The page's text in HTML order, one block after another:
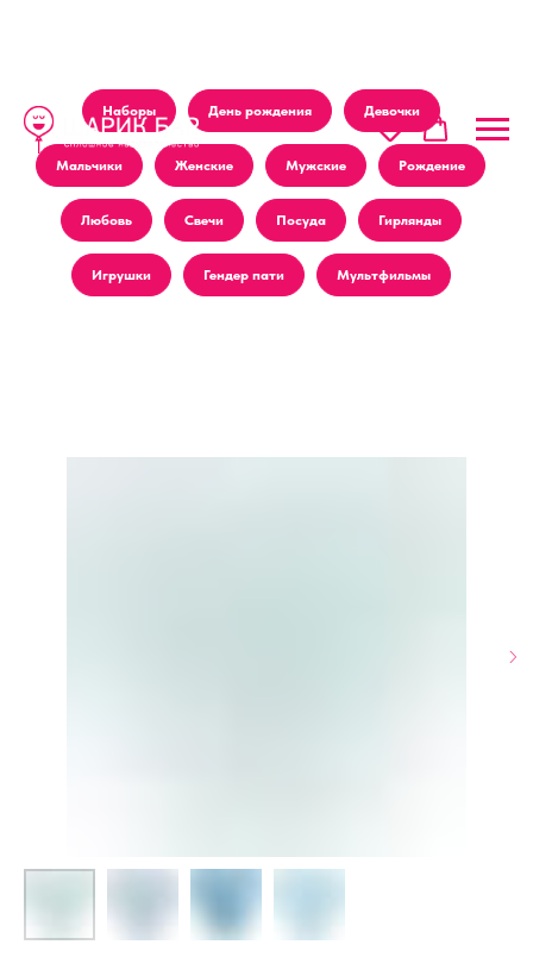
Наборы День рождения Девочки
Мальчики Женские Мужские Рождение
Любовь Свечи Посуда Гирлянды
Игрушки Гендер пати Мультфильмы